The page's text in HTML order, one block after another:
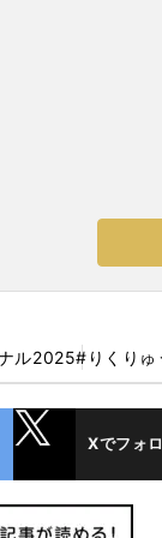
ル2025#りくりゅ
Xでフォ